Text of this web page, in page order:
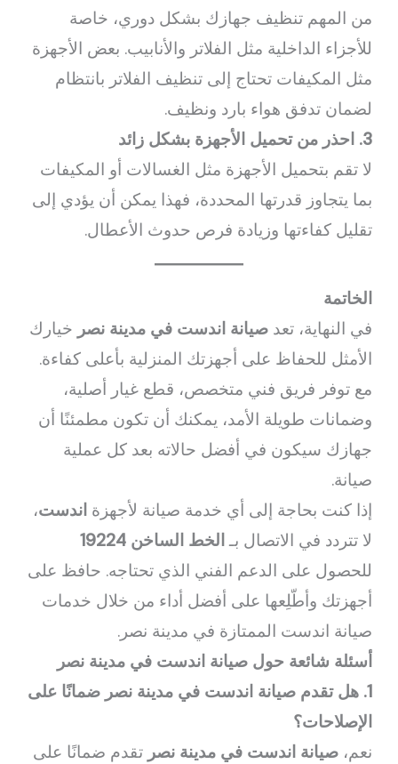
من المهم تنظيف جهازك بشكل دوري، خاصة
للأجزاء الداخلية مثل الفلاتر والأنابيب. بعض الأجهزة
مثل المكيفات تحتاج إلى تنظيف الفلاتر بانتظام
لضمان تدفق هواء بارد ونظيف.
3. احذر من تحميل الأجهزة بشكل زائد
لا تقم بتحميل الأجهزة مثل الغسالات أو المكيفات
بما يتجاوز قدرتها المحددة، فهذا يمكن أن يؤدي إلى
تقليل كفاءتها وزيادة فرص حدوث الأعطال.
الخاتمة
في النهاية، تعدصيانة اندست في مدينة نصر خيارك
الأمثل للحفاظ على أجهزتك المنزلية بأعلى كفاءة.
مع توفر فريق فني متخصص، قطع غيار أصلية،
وضمانات طويلة الأمد، يمكنك أن تكون مطمئنًا أن
جهازك سيكون في أفضل حالاته بعد كل عملية
صيانة.
إذا كنت بحاجة إلى أي خدمة صيانة لأجهزةاندست،
لا تتردد في الاتصال بـالخط الساخن 19224
للحصول على الدعم الفني الذي تحتاجه. حافظ على
أجهزتك وأطّلِعها على أفضل أداء من خلال خدمات
صيانة اندست الممتازة في مدينة نصر.
أسئلة شائعة حول صيانة اندست في مدينة نصر
1. هل تقدم صيانة اندست في مدينة نصر ضمانًا على
الإصلاحات؟
نعم،صيانة اندست في مدينة نصر تقدم ضمانًا على